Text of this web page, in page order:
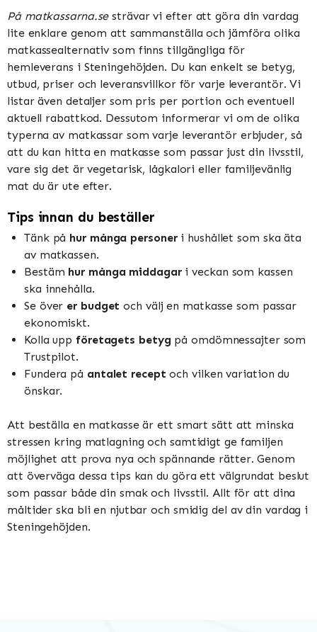
På matkassarna.sesträvar vi efter att göra din vardag
lite enklare genom att sammanställa och jämföra olika
matkassealternativ som finns tillgängliga för
hemleverans i Steningehöjden. Du kan enkelt se betyg,
utbud, priser och leveransvillkor för varje leverantör. Vi
listar även detaljer som pris per portion och eventuell
aktuell rabattkod. Dessutom informerar vi om de olika
typerna av matkassar som varje leverantör erbjuder, så
att du kan hitta en matkasse som passar just din livsstil,
vare sig det är vegetarisk, lågkalori eller familjevänlig
mat du är ute efter.
Tips innan du beställer
Tänk på hur många personeri hushållet som ska äta
av matkassen.
Bestäm hur många middagari veckan som kassen
ska innehålla.
Se över er budget och välj en matkasse som passar
ekonomiskt.
Kolla upp företagets betygpå omdömnessajter som
Trustpilot.
Fundera på antalet recept och vilken variation du
önskar.
Att beställa en matkasse är ett smart sätt att minska
stressen kring matlagning och samtidigt ge familjen
möjlighet att prova nya och spännande rätter. Genom
att överväga dessa tips kan du göra ett välgrundat beslut
som passar både din smak och livsstil. Allt för att dina
måltider ska bli en njutbar och smidig del av din vardag i
Steningehöjden.